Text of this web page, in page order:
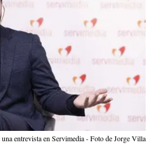
entrevista en Servimedia - Foto de Jorge Villa